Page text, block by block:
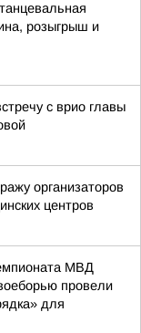
розыгрыш и
с врио главы
организаторов
центров
МВД
провели
для